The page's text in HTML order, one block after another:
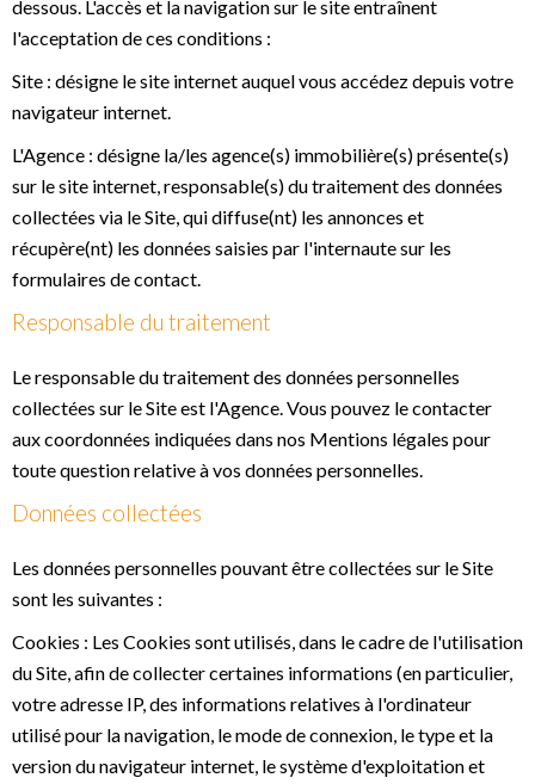
dessous. L'accès et la navigation sur le site entraînent
l'acceptation de ces conditions :
Site : désigne le site internet auquel vous accédez depuis votre
navigateur internet.
L'Agence : désigne la/les agence(s) immobilière(s) présente(s)
sur le site internet, responsable(s) du traitement des données
collectées via le Site, qui diffuse(nt) les annonces et
récupère(nt) les données saisies par l'internaute sur les
formulaires de contact.
Responsable du traitement
Le responsable du traitement des données personnelles
collectées sur le Site est l'Agence. Vous pouvez le contacter
aux coordonnées indiquées dans nos Mentions légales pour
toute question relative à vos données personnelles.
Données collectées
Les données personnelles pouvant être collectées sur le Site
sont les suivantes :
Cookies : Les Cookies sont utilisés, dans le cadre de l'utilisation
du Site, afin de collecter certaines informations (en particulier,
votre adresse IP, des informations relatives à l'ordinateur
utilisé pour la navigation, le mode de connexion, le type et la
version du navigateur internet, le système d'exploitation et